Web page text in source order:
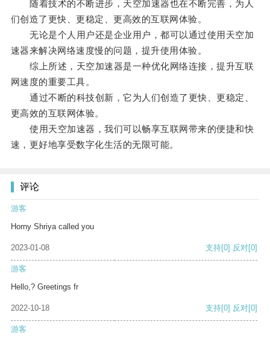
随着技术的不断进步，天空加速器也在不断完善，为人
们创造了更快、更稳定、更高效的互联网体验。
无论是个人用户还是企业用户，都可以通过使用天空加
速器来解决网络速度慢的问题，提升使用体验。
综上所述，天空加速器是一种优化网络连接，提升互联
网速度的重要工具。
通过不断的科技创新，它为人们创造了更快、更稳定、
更高效的互联网体验。
使用天空加速器，我们可以畅享互联网带来的便捷和快
速，更好地享受数字化生活的无限可能。
评论
游客
Horny Shriya called you
2023-01-08 支持[0] 反对[0]
游客
Hello,? Greetings fr
2022-10-18 支持[0] 反对[0]
游客